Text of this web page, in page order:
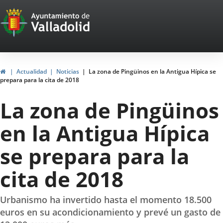
Portal
Web
del
Ayuntamiento
de
Valladolid
HomeActualidad Noticias
La zona de Pingüinos en la Antigua Hípica se
prepara para la cita de 2018
La zona de Pingüinos
en la Antigua Hípica
se prepara para la
cita de 2018
Urbanismo ha invertido hasta el momento 18.500
euros en su acondicionamiento y prevé un gasto de